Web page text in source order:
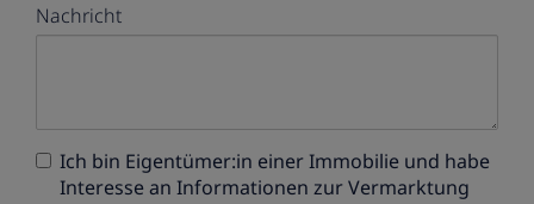
Nachricht
Ich bin Eigentümer:in einer Immobilie und habe
Interesse an Informationen zur Vermarktung